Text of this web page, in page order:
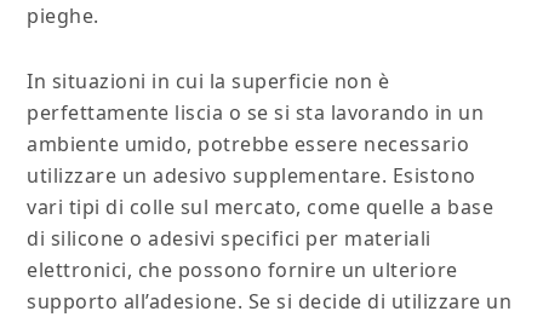
pieghe.
In situazioni in cui la superficie non è
perfettamente liscia o se si sta lavorando in un
ambiente umido, potrebbe essere necessario
utilizzare un adesivo supplementare. Esistono
vari tipi di colle sul mercato, come quelle a base
di silicone o adesivi specifici per materiali
elettronici, che possono fornire un ulteriore
supporto all’adesione. Se si decide di utilizzare un